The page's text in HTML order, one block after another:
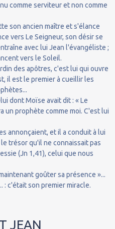
comme serviteur et non comme
son ancien maître et s'élance
vers Le Seigneur, son désir se
avec lui Jean l'évangéliste ;
vers le Soleil.
des apôtres, c'est lui qui ouvre
il est le premier à cueillir les
dont Moïse avait dit : « Le
un prophète comme moi. C'est lui
annonçaient, et il a conduit à lui
trésor qu'il ne connaissait pas
(Jn 1,41), celui que nous
goûter sa présence »...
: c'était son premier miracle.
JEAN